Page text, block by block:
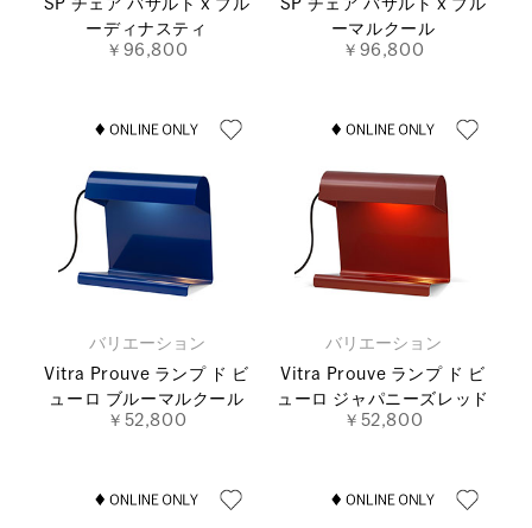
SP チェア バサルト x ブル
ーディナスティ
￥96,800
SP チェア バサルト x ブル
ーマルクール
￥96,800
バリエーション
Vitra Prouve ランプ ド ビ
ューロ ブルーマルクール
￥52,800
バリエーション
Vitra Prouve ランプ ド ビ
ューロ ジャパニーズレッド
￥52,800